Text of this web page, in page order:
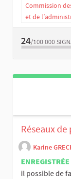
Commission
et de
24/100 000
Réseaux
Karine
ENREGISTRÉE
il possible de